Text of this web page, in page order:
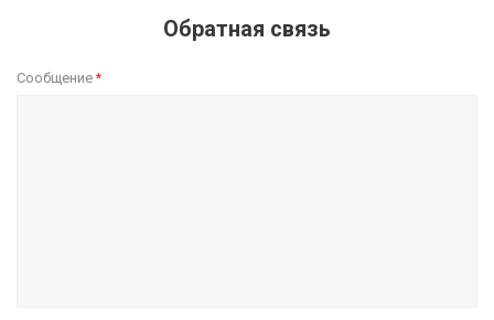
Обратная связь
Сообщение *